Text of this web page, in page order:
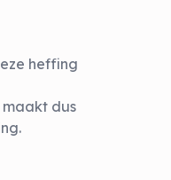
heffing
maakt dus